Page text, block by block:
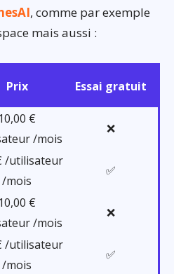
, comme par exemple
mais aussi :
Prix Essai gratuit
10,00 €
/mois
❌
/utilisateur
/mois
✅
10,00 €
/mois
❌
/utilisateur
/mois
✅